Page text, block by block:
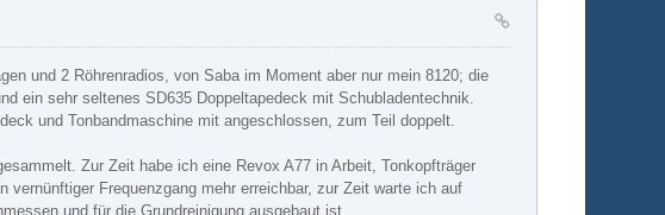
und 2 Röhrenradios, von Saba im Moment aber nur mein 8120; die
ein sehr seltenes SD635 Doppeltapedeck mit Schubladentechnik.
und Tonbandmaschine mit angeschlossen, zum Teil doppelt.
Zur Zeit habe ich eine Revox A77 in Arbeit, Tonkopfträger
Frequenzgang mehr erreichbar, zur Zeit warte ich auf
und für die Grundreinigung ausgebaut ist.